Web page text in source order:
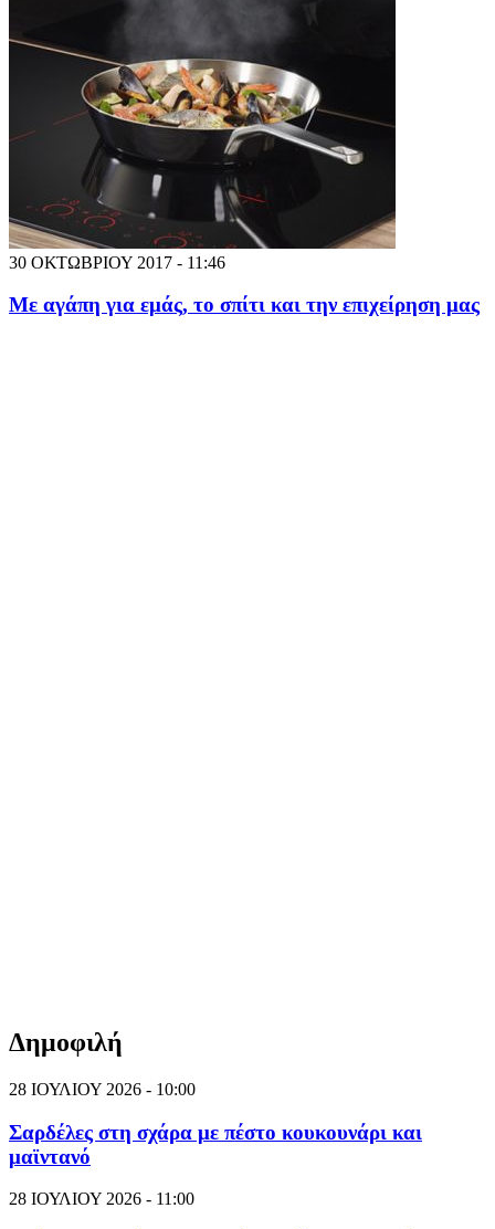
30 ΟΚΤΩΒΡΙΟΥ 2017 - 11:46
Με αγάπη για εμάς, το σπίτι και την επιχείρηση μας
Δημοφιλή
28 ΙΟΥΛΙΟΥ 2026 - 10:00
Σαρδέλες στη σχάρα με πέστο κουκουνάρι και
μαϊντανό
28 ΙΟΥΛΙΟΥ 2026 - 11:00